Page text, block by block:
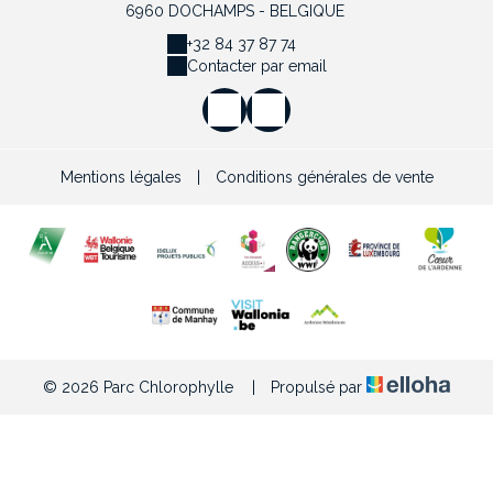
6960 DOCHAMPS - BELGIQUE
+32 84 37 87 74
Contacter par email
Mentions légales | Conditions générales de vente
© 2026 Parc Chlorophylle | Propulsé par